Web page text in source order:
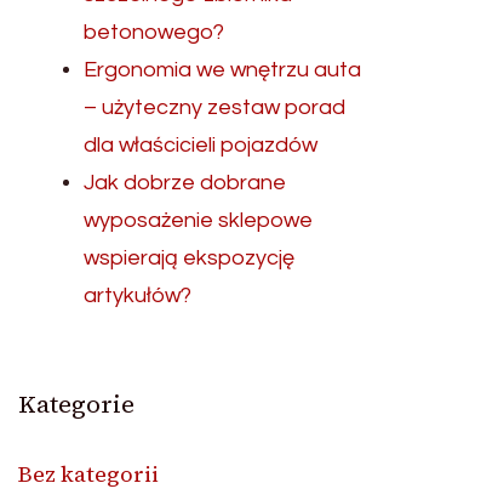
betonowego?
Ergonomia we wnętrzu auta
– użyteczny zestaw porad
dla właścicieli pojazdów
Jak dobrze dobrane
wyposażenie sklepowe
wspierają ekspozycję
artykułów?
Kategorie
Bez kategorii